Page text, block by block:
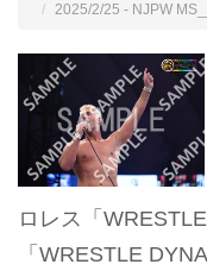
2025/2/25 - NJPW
ロレス「
「WRESTLE